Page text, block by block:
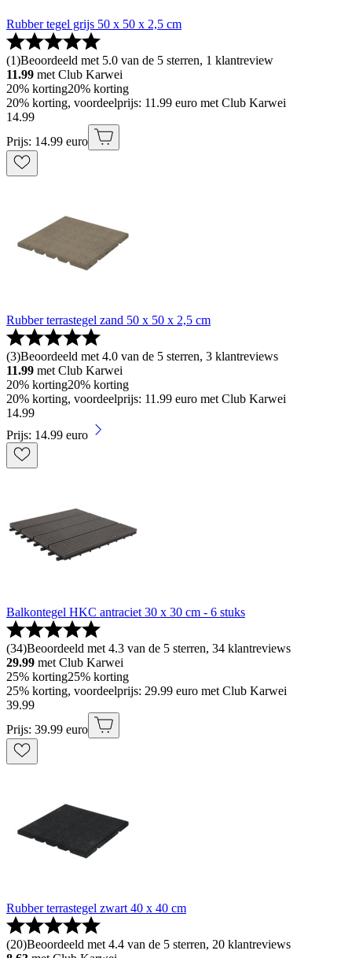
Rubber tegel grijs 50 x 50 x 2,5 cm
(1)Beoordeeld met 5.0 van de 5 sterren, 1 klantreview
11.99 met Club Karwei
20% korting20% korting
20% korting, voordeelprijs: 11.99 euro met Club Karwei
14.99
Prijs: 14.99 euro
Rubber terrastegel zand 50 x 50 x 2,5 cm
(3)Beoordeeld met 4.0 van de 5 sterren, 3 klantreviews
11.99 met Club Karwei
20% korting20% korting
20% korting, voordeelprijs: 11.99 euro met Club Karwei
14.99
Prijs: 14.99 euro
Balkontegel HKC antraciet 30 x 30 cm - 6 stuks
(34)Beoordeeld met 4.3 van de 5 sterren, 34 klantreviews
29.99 met Club Karwei
25% korting25% korting
25% korting, voordeelprijs: 29.99 euro met Club Karwei
39.99
Prijs: 39.99 euro
Rubber terrastegel zwart 40 x 40 cm
(20)Beoordeeld met 4.4 van de 5 sterren, 20 klantreviews